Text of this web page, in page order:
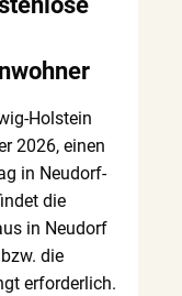
Holstein
2026, einen
in Neudorf-
die
in Neudorf
die
erforderlich.